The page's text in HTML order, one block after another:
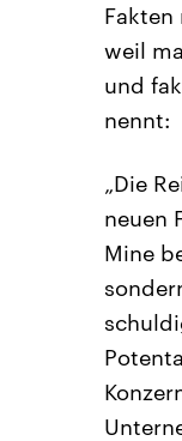
weil
und
nennt:
„Die
neuen
Mine